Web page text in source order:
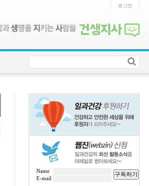
로그인
Name 구독하기
E-mail